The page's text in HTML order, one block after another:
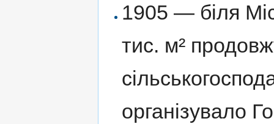
1905 — біля
тис. м²
організувало